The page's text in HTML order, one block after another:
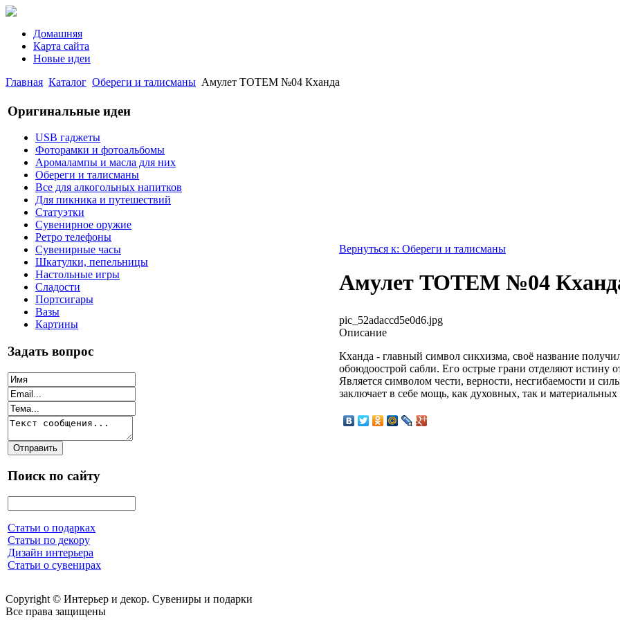
Домашняя
Карта сайта
Новые идеи
Главная Каталог Обереги и талисманы Амулет TOTEM №04 Кханда
Оригинальные идеи
USB гаджеты
Фоторамки и фотоальбомы
Аромалампы и масла для них
Обереги и талисманы
Все для алкогольных напитков
Для пикника и путешествий
Статуэтки
Сувенирное оружие
Ретро телефоны
Сувенирные часы
Шкатулки, пепельницы
Настольные игры
Сладости
Портсигары
Вазы
Картины
Задать вопрос
Поиск по сайту
Статьи о подарках
Статьи по декору
Дизайн интерьера
Статьи о сувенирах
Вернуться к: Обереги и талисманы
Амулет TOTEM №04
pic_52adaccd5e0d6.jpg
Описание
Кханда - главный символ сикхизма, своё название
обоюдоострой сабли. Его острые грани отделяют истину
Является символом чести, верности, несгибаемости и
заключает в себе мощь, как духовных, так и материальных
Copyright © Интерьер и декор. Сувениры и подарки
Все права защищены